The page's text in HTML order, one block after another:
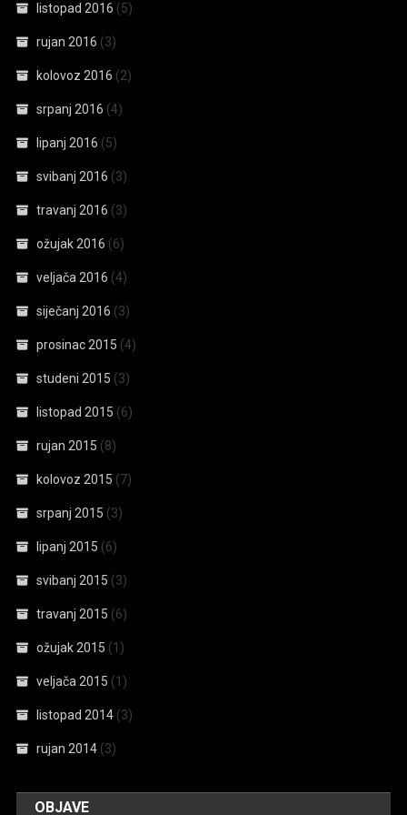
listopad 2016 (5)
rujan 2016 (3)
kolovoz 2016 (2)
srpanj 2016 (4)
lipanj 2016 (5)
svibanj 2016 (3)
travanj 2016 (3)
ožujak 2016 (6)
veljača 2016 (4)
siječanj 2016 (3)
prosinac 2015 (4)
studeni 2015 (3)
listopad 2015 (6)
rujan 2015 (8)
kolovoz 2015 (7)
srpanj 2015 (3)
lipanj 2015 (6)
svibanj 2015 (3)
travanj 2015 (6)
ožujak 2015 (1)
veljača 2015 (1)
listopad 2014 (3)
rujan 2014 (3)
OBJAVE